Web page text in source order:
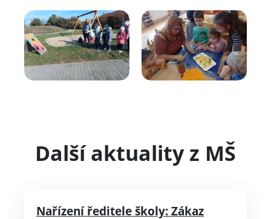
Další aktuality z MŠ
Nařízení ředitele školy: Zákaz